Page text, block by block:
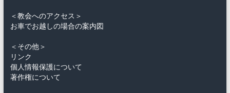
＜教会へのアクセス＞
お車でお越しの場合の案内図
＜その他＞
リンク
個人情報保護について
著作権について